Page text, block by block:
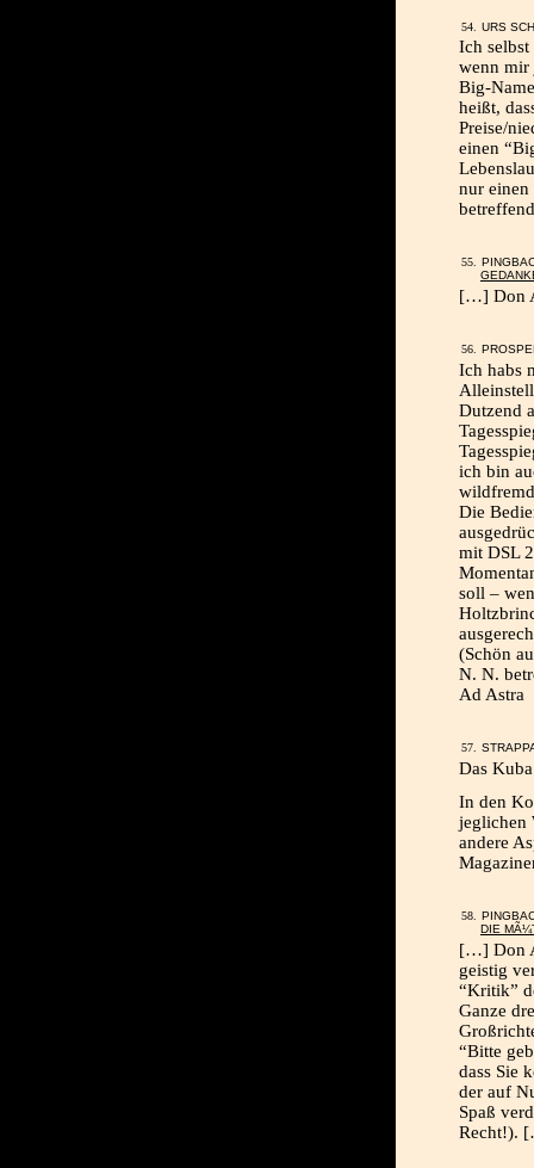
URS
Ich
wenn mir
Big-
heißt,
Preise/
einen
nur
[…] Don
Ich habs
Dutzend
ich bin
Die
mit DSL
soll –
(Schön
N. N.
Ad Astra
Das
In den
jeglichen
andere
DIE
[…] Don
geistig
“Kritik”
Ganze
“Bitte
dass Sie
der auf
Spaß
Recht!).